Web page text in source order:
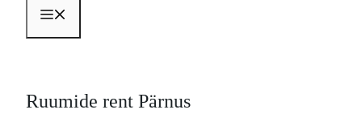
Ruumide rent Pärnus